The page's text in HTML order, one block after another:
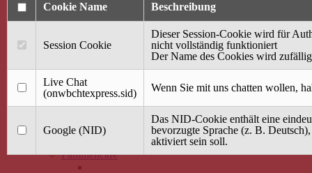
Anmelden
Startseite
Treffpunkt Jung & Alt
40 Jahre Mütterzentrum
Familiencafé
Cookie Name Beschreibung
Session Cookie
Dieser Session-Cookie wird für
nicht vollständig funktioniert
Der Name des Cookies wird
Live Chat
(onwbchtexpress.sid)
Wenn Sie mit uns chatten wollen,
Google (NID)
Das NID-Cookie enthält eine
bevorzugte Sprache (z. B.
aktiviert sein soll.